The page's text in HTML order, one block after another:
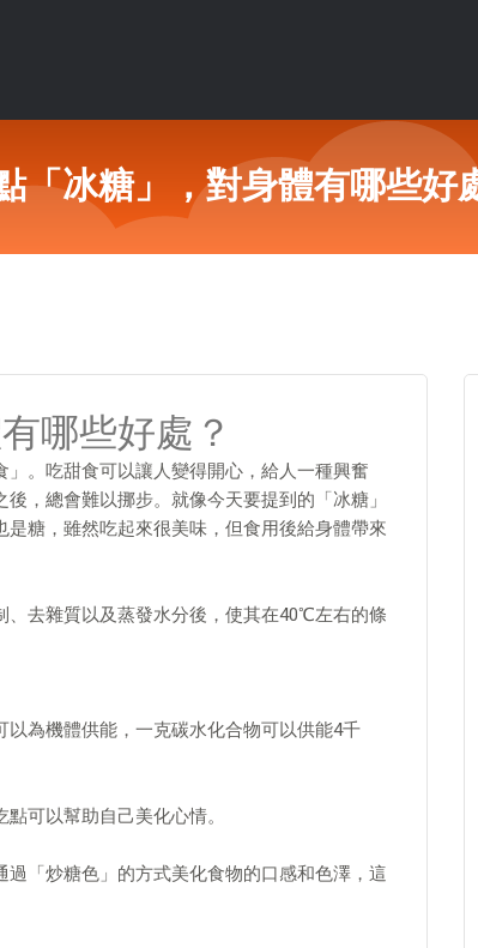
「冰糖」，對身體有哪些好
哪些好處？
。吃甜食可以讓人變得開心，給人一種興奮
，總會難以挪步。就像今天要提到的「冰糖」
糖，雖然吃起來很美味，但食用後給身體帶來
、去雜質以及蒸發水分後，使其在40℃左右的條
為機體供能，一克碳水化合物可以供能4千
可以幫助自己美化心情。
「炒糖色」的方式美化食物的口感和色澤，這